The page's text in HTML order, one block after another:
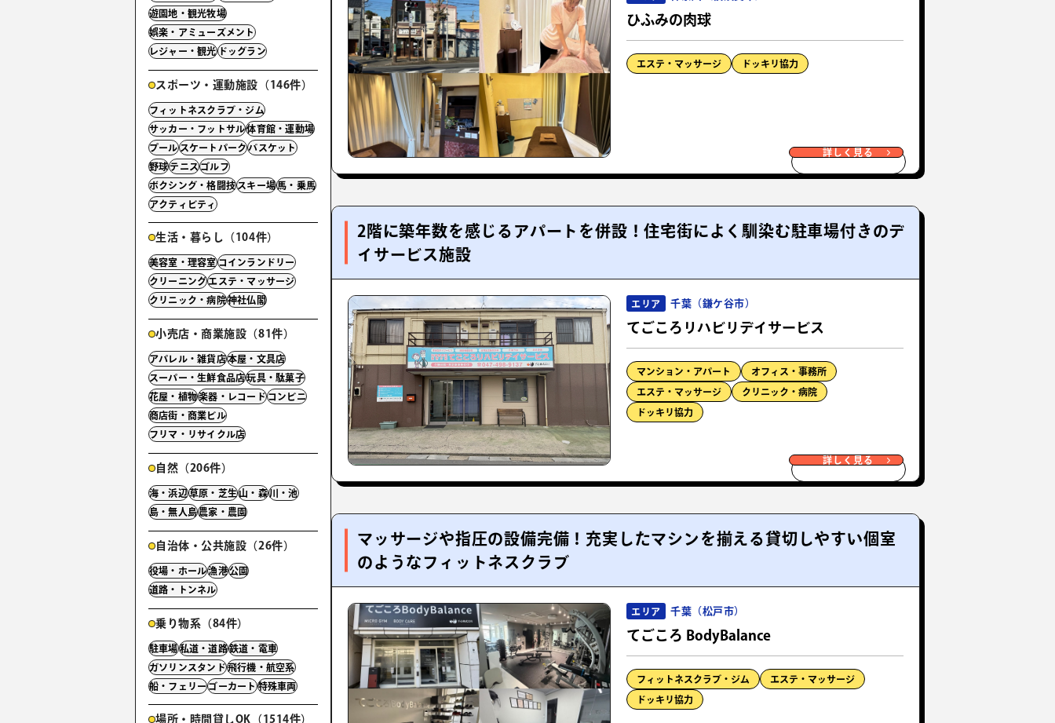
ひふみの肉球
エステ・マッサージ ドッキリ協力
詳しく見る
2階に築年数を感じるアパートを併設！住宅街によく馴染む駐車場付きのデ
イサービス施設
エリア 千葉（鎌ケ谷市）
てごころリハビリデイサービス
マンション・アパート オフィス・事務所
エステ・マッサージ クリニック・病院
ドッキリ協力
詳しく見る
マッサージや指圧の設備完備！充実したマシンを揃える貸切しやすい個室
のようなフィットネスクラブ
エリア 千葉（松戸市）
てごころ BodyBalance
フィットネスクラブ・ジム エステ・マッサージ
ドッキリ協力
遊園地・観光牧場
娯楽・アミューズメント
レジャー・観光ドッグラン
スポーツ・運動施設（146件）
フィットネスクラブ・ジム
サッカー・フットサル体育館・運動場
プールスケートパークバスケット
野球テニスゴルフ
ボクシング・格闘技スキー場馬・乗馬
アクティビティ
生活・暮らし（104件）
美容室・理容室コインランドリー
クリーニングエステ・マッサージ
クリニック・病院神社仏閣
小売店・商業施設（81件）
アパレル・雑貨店本屋・文具店
スーパー・生鮮食品店玩具・駄菓子
花屋・植物楽器・レコードコンビニ
商店街・商業ビル
フリマ・リサイクル店
自然（206件）
海・浜辺草原・芝生山・森川・池
島・無人島農家・農園
自治体・公共施設（26件）
役場・ホール漁港公園
道路・トンネル
乗り物系（84件）
駐車場私道・道路鉄道・電車
ガソリンスタンド飛行機・航空系
船・フェリーゴーカート特殊車両
場所・時間貸しOK（1514件）